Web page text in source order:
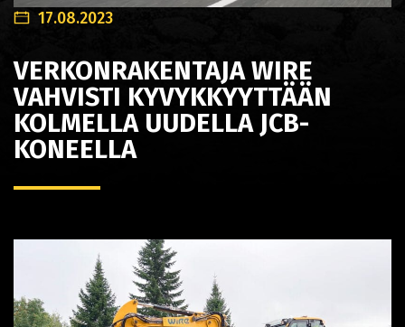
17.08.2023
VERKONRAKENTAJA WIRE
VAHVISTI KYVYKKYYTTÄÄN
KOLMELLA UUDELLA JCB-
KONEELLA